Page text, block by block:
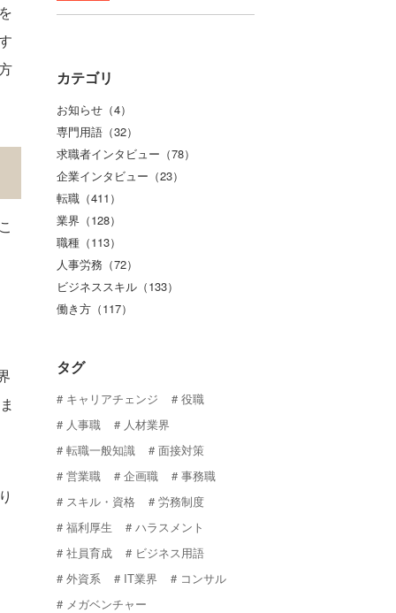
定を獲得するまで
カテゴリ
お知らせ（4）
専門用語（32）
求職者インタビュー（78）
企業インタビュー（23）
転職（411）
業界（128）
職種（113）
人事労務（72）
ビジネススキル（133）
働き方（117）
タグ
キャリアチェンジ
役職
人事職
人材業界
転職一般知識
面接対策
営業職
企画職
事務職
スキル・資格
労務制度
福利厚生
ハラスメント
社員育成
ビジネス用語
外資系
IT業界
コンサル
メガベンチャー